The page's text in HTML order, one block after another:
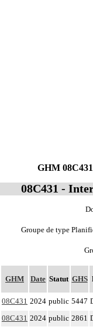
GHM Date Statut GHS
08C431 2024 public 5447
08C431 2024 public 2861
GHM
08C431 -
Groupe de type